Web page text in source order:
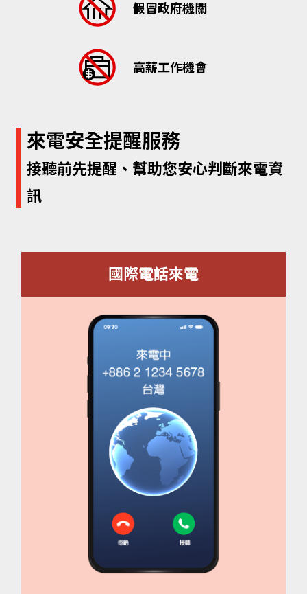
假冒政府機關
高薪工作機會
來電安全提醒服務
接聽前先提醒、幫助您安心判斷來電資
訊
國際電話來電